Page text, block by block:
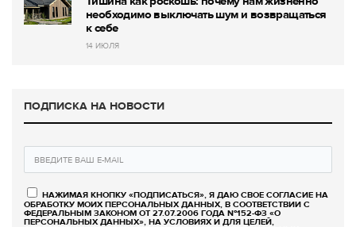
необходимо выключать шум и возвращаться
к себе
14 ИЮЛЯ
ПОДПИСКА НА НОВОСТИ
НАЖИМАЯ КНОПКУ «ПОДПИСАТЬСЯ», Я ДАЮ СВОЕ СОГЛАСИЕ НА
ОБРАБОТКУ МОИХ ПЕРСОНАЛЬНЫХ ДАННЫХ, В СООТВЕТСТВИИ С
ФЕДЕРАЛЬНЫМ ЗАКОНОМ ОТ 27.07.2006 ГОДА №152-ФЗ «О
ПЕРСОНАЛЬНЫХ ДАННЫХ», НА УСЛОВИЯХ И ДЛЯ ЦЕЛЕЙ,